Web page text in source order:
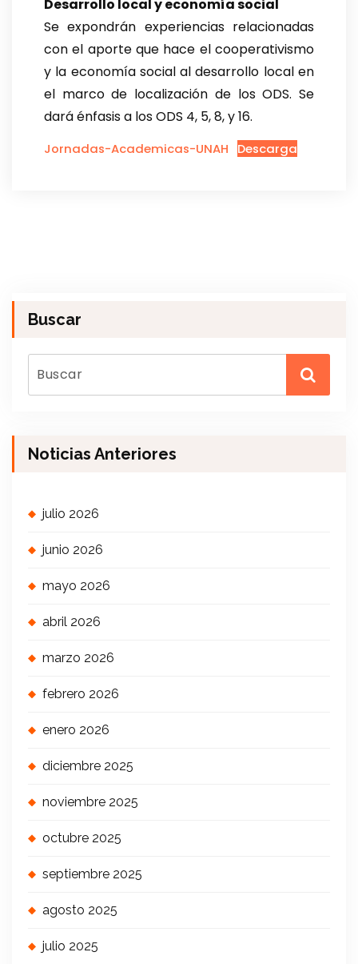
Desarrollo local y economía social
Se expondrán experiencias relacionadas
con el aporte que hace el cooperativismo
y la economía social al desarrollo local en
el marco de localización de los ODS. Se
dará énfasis a los ODS 4, 5, 8, y 16.
Jornadas-Academicas-UNAH Descarga
Buscar
Noticias Anteriores
julio 2026
junio 2026
mayo 2026
abril 2026
marzo 2026
febrero 2026
enero 2026
diciembre 2025
noviembre 2025
octubre 2025
septiembre 2025
agosto 2025
julio 2025